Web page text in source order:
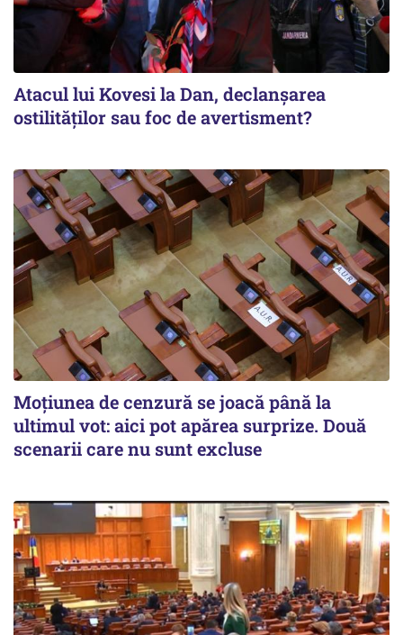
Atacul lui Kovesi la Dan, declanșarea
ostilităților sau foc de avertisment?
Moțiunea de cenzură se joacă până la
ultimul vot: aici pot apărea surprize. Două
scenarii care nu sunt excluse